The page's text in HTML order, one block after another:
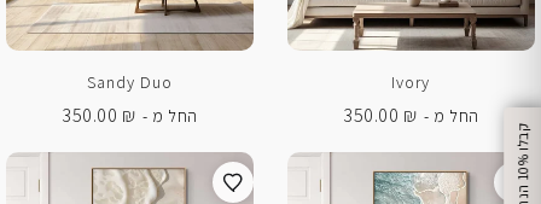
%
Ivory
החל מ -
350.00 ₪
Sandy Duo
החל מ -
350.00 ₪